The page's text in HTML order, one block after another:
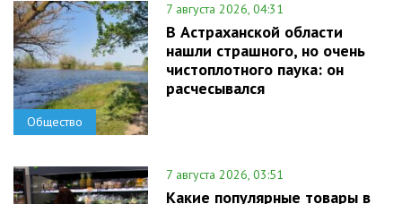
Общество
7 августа 2026, 04:31
В Астраханской области
нашли страшного, но очень
чистоплотного паука: он
расчесывался
7 августа 2026, 03:51
Какие популярные товары в